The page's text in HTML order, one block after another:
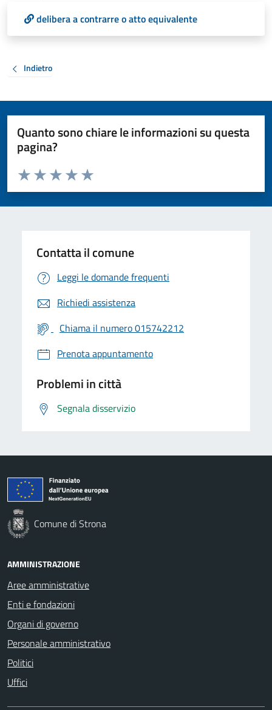
delibera a contrarre o atto equivalente
Indietro
Quanto sono chiare le informazioni su questa
pagina?
Valuta da 1 a 5 stelle la pagina
Valuta 5 stelle su 5
Valuta 4 stelle su 5
Valuta 3 stelle su 5
Valuta 2 stelle su 5
Valuta 1 stelle su 5
Contatta il comune
Leggi le domande frequenti
Richiedi assistenza
Chiama il numero 015742212
Prenota appuntamento
Problemi in città
Segnala disservizio
Comune di Strona
AMMINISTRAZIONE
Aree amministrative
Enti e fondazioni
Organi di governo
Personale amministrativo
Politici
Uffici